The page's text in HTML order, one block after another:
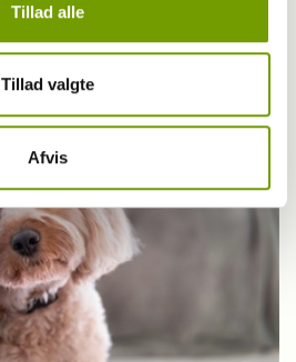
Tillad alle
Tillad valgte
Afvis